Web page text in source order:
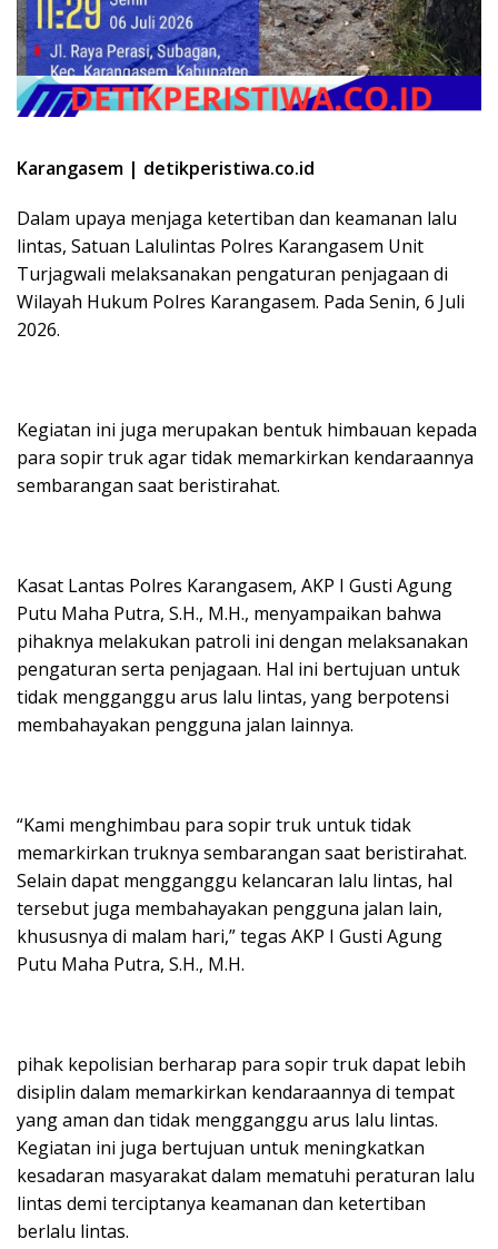
Karangasem | detikperistiwa.co.id
Dalam upaya menjaga ketertiban dan keamanan lalu
lintas, Satuan Lalulintas Polres Karangasem Unit
Turjagwali melaksanakan pengaturan penjagaan di
Wilayah Hukum Polres Karangasem. Pada Senin, 6 Juli
2026.
Kegiatan ini juga merupakan bentuk himbauan kepada
para sopir truk agar tidak memarkirkan kendaraannya
sembarangan saat beristirahat.
Kasat Lantas Polres Karangasem, AKP I Gusti Agung
Putu Maha Putra, S.H., M.H., menyampaikan bahwa
pihaknya melakukan patroli ini dengan melaksanakan
pengaturan serta penjagaan. Hal ini bertujuan untuk
tidak mengganggu arus lalu lintas, yang berpotensi
membahayakan pengguna jalan lainnya.
“Kami menghimbau para sopir truk untuk tidak
memarkirkan truknya sembarangan saat beristirahat.
Selain dapat mengganggu kelancaran lalu lintas, hal
tersebut juga membahayakan pengguna jalan lain,
khususnya di malam hari,” tegas AKP I Gusti Agung
Putu Maha Putra, S.H., M.H.
pihak kepolisian berharap para sopir truk dapat lebih
disiplin dalam memarkirkan kendaraannya di tempat
yang aman dan tidak mengganggu arus lalu lintas.
Kegiatan ini juga bertujuan untuk meningkatkan
kesadaran masyarakat dalam mematuhi peraturan lalu
lintas demi terciptanya keamanan dan ketertiban
berlalu lintas.